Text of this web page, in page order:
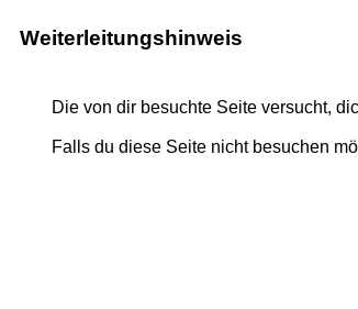
Weiterleitungshinweis
Die von dir besuchte Seite versucht,
Falls du diese Seite nicht besuchen